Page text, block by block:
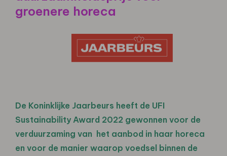
groenere horeca
De Koninklijke Jaarbeurs heeft de UFI
Sustainability Award 2022 gewonnen voor de
verduurzaming van het aanbod in haar horeca
en voor de manier waarop voedsel binnen de